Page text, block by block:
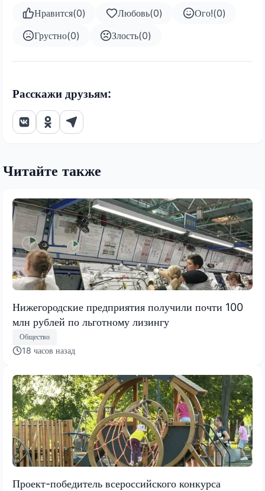
Нравится(0) Любовь(0) Ого!(0)
Грустно(0) Злость(0)
Расскажи друзьям:
Читайте также
Нижегородские предприятия получили почти 100
млн рублей по льготному лизингу
Общество
18 часов назад
Проект-победитель всероссийского конкурса